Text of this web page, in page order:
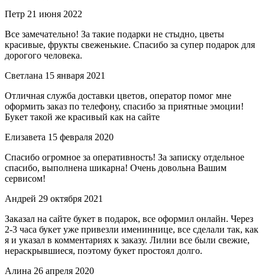
Петр 21 июня 2022
Все замечательно! За такие подарки не стыдно, цветы
красивые, фрукты свеженькие. Спасибо за супер подарок для
дорогого человека.
Светлана 15 января 2021
Отличная служба доставки цветов, оператор помог мне
оформить заказ по телефону, спасибо за приятные эмоции!
Букет такой же красивый как на сайте
Елизавета 15 февраля 2020
Спасибо огромное за оперативность! За записку отдельное
спасибо, выполнена шикарна! Очень довольна Вашим
сервисом!
Андрей 29 октября 2021
Заказал на сайте букет в подарок, все оформил онлайн. Через
2-3 часа букет уже привезли имениннице, все сделали так, как
я и указал в комментариях к заказу. Лилии все были свежие,
нераскрывшиеся, поэтому букет простоял долго.
Алина 26 апреля 2020